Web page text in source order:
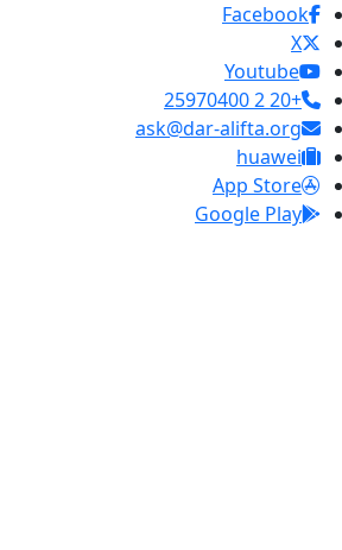
Facebook
X
Youtube
+20 2 25970400
ask@dar-alifta.org
huawei
App Store
Google Play